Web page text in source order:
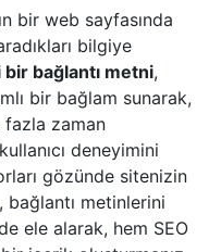
bir web sayfasında
bilgiye
bir bağlantı metni,
bir bağlam sunarak,
fazla zaman
deneyimini
gözünde sitenizin
metinlerini
ele alarak, hem SEO